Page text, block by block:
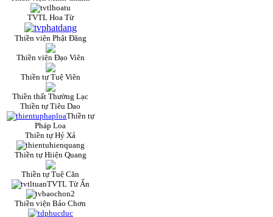
TVTL Hoa Từ
Thiền viện Phật Đăng
Thiền viện Đạo Viên
Thiền tự Tuệ Viên
Thiền thất Thường Lạc
Thiền tự Tiêu Dao
Thiền tự
Pháp Loa
Thiền tự Hỷ Xả
Thiền tự Hiiện Quang
Thiền tự Tuệ Căn
TVTL Từ Ấn
Thiền viện Bảo Chơn